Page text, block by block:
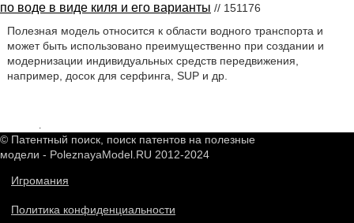
по воде в виде киля и его варианты // 151176
Полезная модель относится к области водного транспорта и
может быть использовано преимущественно при создании и
модернизации индивидуальных средств передвижения,
например, досок для серфинга, SUP и др.
© Патентный поиск, поиск патентов на полезные
модели - PoleznayaModel.RU 2012-2024
Игромания
Политика конфиденциальности